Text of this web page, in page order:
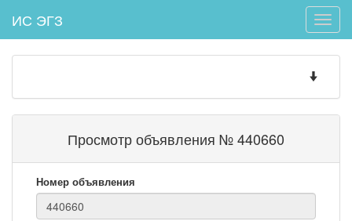
Toggle
ИС ЭГЗ
Toggle
Просмотр объявления № 440660
Номер объявления